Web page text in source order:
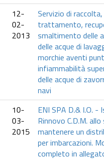
12-
02-
2013
Servizio di
trattamento,
smaltimento delle
delle acque di
morchie aventi
infiammabilità
delle acque di
navi
10-
03-
2015
ENI SPA D.& I.O. -
Rinnovo C.D.M.
mantenere un
per imbarcazioni.
completo in